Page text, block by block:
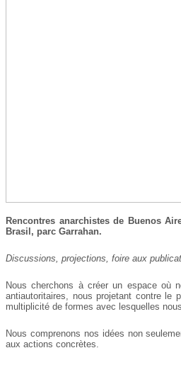
Rencontres anarchistes de Buenos
Brasil, parc Garrahan.
Discussions, projections, foire aux
Nous cherchons à créer un espace où
antiautoritaires, nous projetant contre le
multiplicité de formes avec lesquelles
Nous comprenons nos idées non
aux actions concrètes.